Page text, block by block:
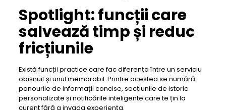
Spotlight: funcții care
salvează timp și reduc
fricțiunile
Există funcții practice care fac diferența între un serviciu
obișnuit și unul memorabil. Printre acestea se numără
panourile de informații concise, secțiunile de istoric
personalizate și notificările inteligente care te țin la
curent fără a invada experiența.